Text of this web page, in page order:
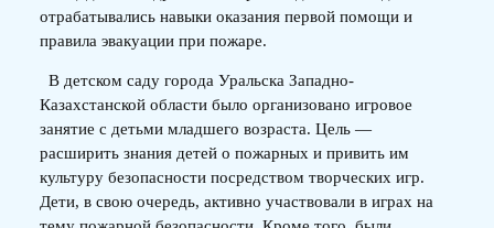
отрабатывались навыки оказания первой помощи и
правила эвакуации при пожаре.
В детском саду города Уральска Западно-
Казахстанской области было организовано игровое
занятие с детьми младшего возраста. Цель —
расширить знания детей о пожарных и привить им
культуру безопасности посредством творческих игр.
Дети, в свою очередь, активно участвовали в играх на